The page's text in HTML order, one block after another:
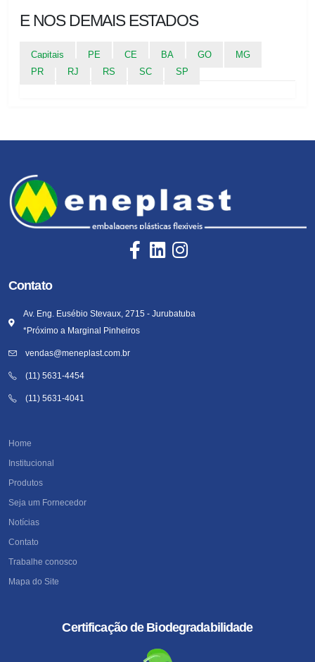
E NOS DEMAIS ESTADOS
Capitais PE CE BA GO
MG
PR
RJ RS SC SP
Contato
Av. Eng. Eusébio Stevaux, 2715 - Jurubatuba
*Próximo a Marginal Pinheiros
vendas@meneplast.com.br
(11) 5631-4454
(11) 5631-4041
Home
Institucional
Produtos
Seja um Fornecedor
Notícias
Contato
Trabalhe conosco
Mapa do Site
Certificação de Biodegradabilidade